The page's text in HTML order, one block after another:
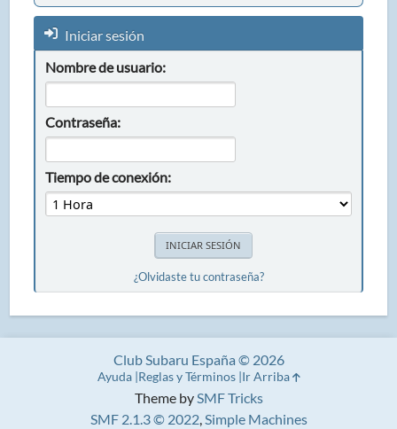
Iniciar sesión
Nombre de usuario:
Contraseña:
Tiempo de conexión:
¿Olvidaste tu contraseña?
Theme bySMF Tricks
SMF 2.1.3 © 2022,Simple Machines
Club Subaru España © 2026
Ayuda Reglas y Términos Ir Arriba